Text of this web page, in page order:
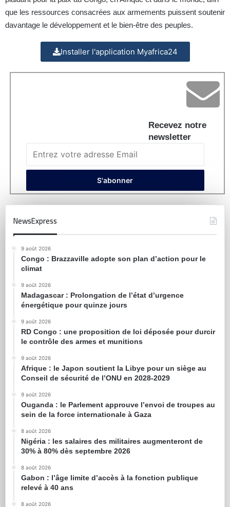
que les ressources consacrées aux armements puissent soutenir
davantage le développement et le bien-être des peuples.
Installer l'application Myafrica24
Recevez notre
newsletter
NewsExpress
9 août 2026
Congo : Brazzaville adopte son plan d’action pour le
climat
9 août 2026
Madagascar : Prolongation de l’état d’urgence
énergétique pour quinze jours
9 août 2026
RD Congo : une proposition de loi déposée pour durcir
le contrôle des armes et munitions
9 août 2026
Afrique : le Japon soutient la Libye pour un siège au
Conseil de sécurité de l’ONU en 2028-2029
9 août 2026
Ouganda : le Parlement approuve l’envoi de troupes au
sein de la force internationale à Gaza
8 août 2026
Nigéria : les salaires des militaires augmenteront de
30% à 80% dès septembre 2026
8 août 2026
Gabon : l’âge limite d’accès à la fonction publique
relevé à 40 ans
8 août 2026